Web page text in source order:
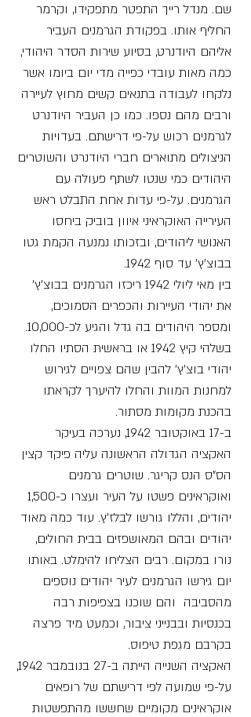
שם. מנדל רייך התפטר מתפקידו, וקרמר
החליף אותו. בפקודת הגרמנים העביר
אליהם היודנרט, בסיוע שירות הסדר היהודי,
כמה מאות עובדי כפייה מדי יום ביומו אשר
נלקחו לעבודה בתנאים קשים מחוץ לעיירה
ורבים מהם נספו. כמו כן העביר היודנרט
לגרמנים רכוש על-פי דרישתם. בעדויות
הניצולים מתוארים חברי היודנרט והשוטרים
היהודים כמי שנטו לשתף פעולה עם
הגרמנים. על-פי עדות אחת התבלט ראש
העירייה האוקראיני איוון בוביק ביחסו
האנושי ליהודים, ובזכותו נמנעה הקמת גטו
בבוצ'ץ' עד סוף 1942.
בין מאי ליולי 1942 ריכזו הגרמנים בבוצ'ץ'
את יהודי העיירות והכפרים הסמוכים,
ומספר היהודים בה גדל והגיע לכ-10,000.
בשלהי קיץ 1942 או בראשית הסתיו החלו
יהודי בוצ'ץ' להבין שהם צפויים לגירוש
למחנות המוות והחלו להיערך לקראתו
בהכנת מקומות מסתור.
ב-17 באוקטובר 1942, נערכה בעיקר
האקציה הגדולה הראשונה עליה פיקד קצין
הס"ס הנס קריגר. שוטרים גרמנים
ואוקראינים פשטו על העיר ועצרו כ-1,500
יהודים, והללו גורשו לבלז'ץ. עוד כמה מאוד
יהודים ובהם המאושפזים בבית החולים,
נורו במקום. רבים הצליחו להימלט. באותו
יום גירשו הגרמנים לעיר יהודים נוספים
מהסביבה והם שוכנו בצפיפות רבה
בכנסיות ובבנייני ציבור, וכמעט מיד פרצה
בקרבם מגֵפת טיפוס.
האקציה השנייה הייתה ב-27 בנובמבר 1942,
על-פי שמועה לפי דרישתם של רופאים
אוקראינים מקומיים שחששו מהתפשטות